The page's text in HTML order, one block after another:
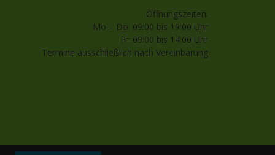
Öffnungszeiten:
Mo – Do: 09:00 bis 19:00 Uhr
Fr: 09:00 bis 14:00 Uhr
Termine ausschließlich nach Vereinbarung